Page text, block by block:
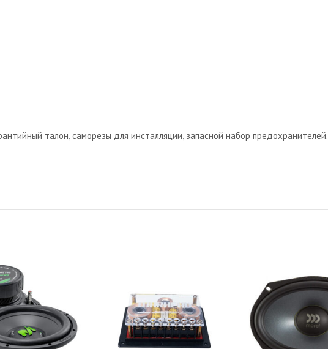
талон, саморезы для инсталляции, запасной набор предохранителей.